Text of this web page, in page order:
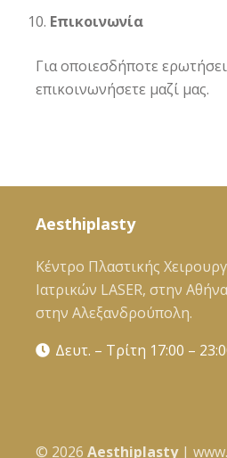
Επικοινωνία
Για οποιεσδήποτε
επικοινωνήσετε μαζί μας.
Aesthiplasty
Κέντρο Πλαστικής
Ιατρικών LASER, στην
στην Αλεξανδρούπολη.
Δευτ. – Τρίτη 17:00 –
© 2026 Αesthiplasty |